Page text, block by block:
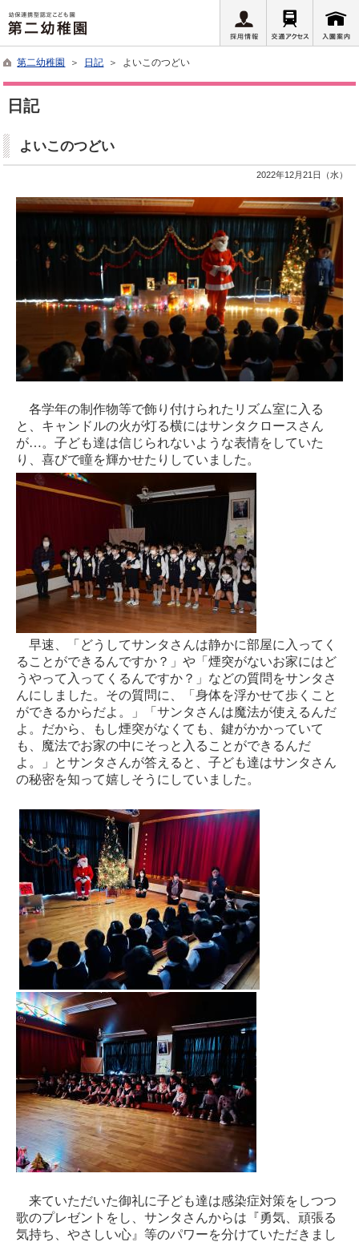
第二幼稚園 ＞ 日記 ＞ よいこのつどい
日記
よいこのつどい
2022年12月21日（水）
各学年の制作物等で飾り付けられたリズム室に入る
と、キャンドルの火が灯る横にはサンタクロースさん
が…。子ども達は信じられないような表情をしていた
り、喜びで瞳を輝かせたりしていました。
早速、「どうしてサンタさんは静かに部屋に入ってく
ることができるんですか？」や「煙突がないお家にはど
うやって入ってくるんですか？」などの質問をサンタさ
んにしました。その質問に、「身体を浮かせて歩くこと
ができるからだよ。」「サンタさんは魔法が使えるんだ
よ。だから、もし煙突がなくても、鍵がかかっていて
も、魔法でお家の中にそっと入ることができるんだ
よ。」とサンタさんが答えると、子ども達はサンタさん
の秘密を知って嬉しそうにしていました。
来ていただいた御礼に子ども達は感染症対策をしつつ
歌のプレゼントをし、サンタさんからは『勇気、頑張る
気持ち、やさしい心』等のパワーを分けていただきまし